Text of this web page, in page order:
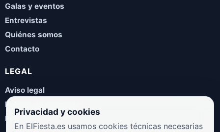
Galas y eventos
Entrevistas
Quiénes somos
Contacto
LEGAL
Aviso legal
Política de privacidad
Política de cookies
Privacidad y cookies
En ElFiesta.es usamos cookies técnicas necesarias